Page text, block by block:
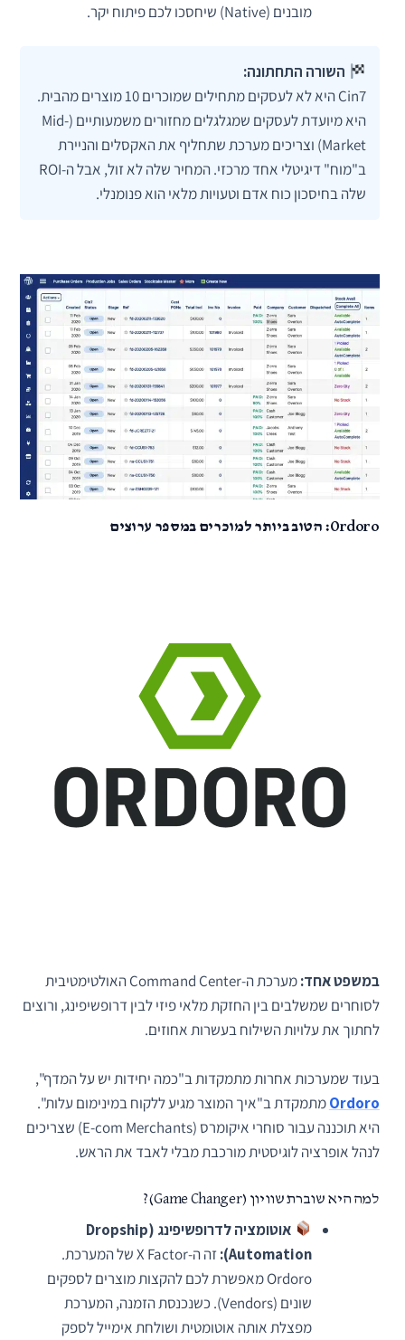
מובנים (Native) שיחסכו לכם פיתוח יקר.
השורה התחתונה:
Cin7 היא לא לעסקים מתחילים שמוכרים 10 מוצרים מהבית.
היא מיועדת לעסקים שמגלגלים מחזורים משמעותיים (Mid-
Market) וצריכים מערכת שתחליף את האקסלים והניירת
ב"מוח" דיגיטלי אחד מרכזי. המחיר שלה לא זול, אבל ה-ROI
שלה בחיסכון כוח אדם וטעויות מלאי הוא פנומנלי.
Ordoro: הטוב ביותר למוכרים במספר ערוצים
במשפט אחד:
מערכת ה-Command Center האולטימטיבית
לסוחרים שמשלבים בין החזקת מלאי פיזי לבין דרופשיפינג, ורוצים
לחתוך את עלויות השילוח בעשרות אחוזים.
בעוד שמערכות אחרות מתמקדות ב"כמה יחידות יש על המדף",
Ordoroמתמקדת ב"איך המוצר מגיע ללקוח במינימום עלות".
היא תוכננה עבור סוחרי איקומרס (E-com Merchants) שצריכים
לנהל אופרציה לוגיסטית מורכבת מבלי לאבד את הראש.
למה היא שוברת שוויון (Game Changer)?
אוטומציה לדרופשיפינג (Dropship
Automation):
זה ה-X Factor של המערכת.
Ordoro מאפשרת לכם להקצות מוצרים לספקים
שונים (Vendors). כשנכנסת הזמנה, המערכת
מפצלת אותה אוטומטית ושולחת אימייל לספק